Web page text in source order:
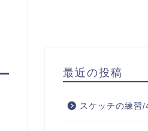
最近の投稿
スケッチの練習